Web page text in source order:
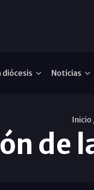
diócesis Noticias
Inicio
de